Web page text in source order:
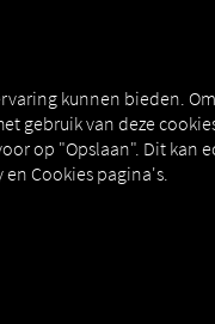
kunnen bieden.
gebruik van deze
op "Opslaan". Dit kan
Cookies pagina's.